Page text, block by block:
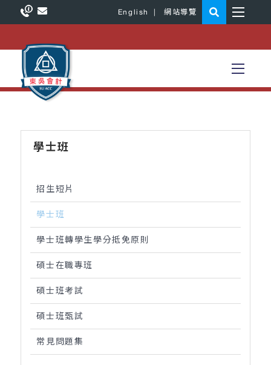
English 網站導覽
學士班
招生短片
學士班
學士班轉學生學分抵免原則
碩士在職專班
碩士班考試
碩士班甄試
常見問題集